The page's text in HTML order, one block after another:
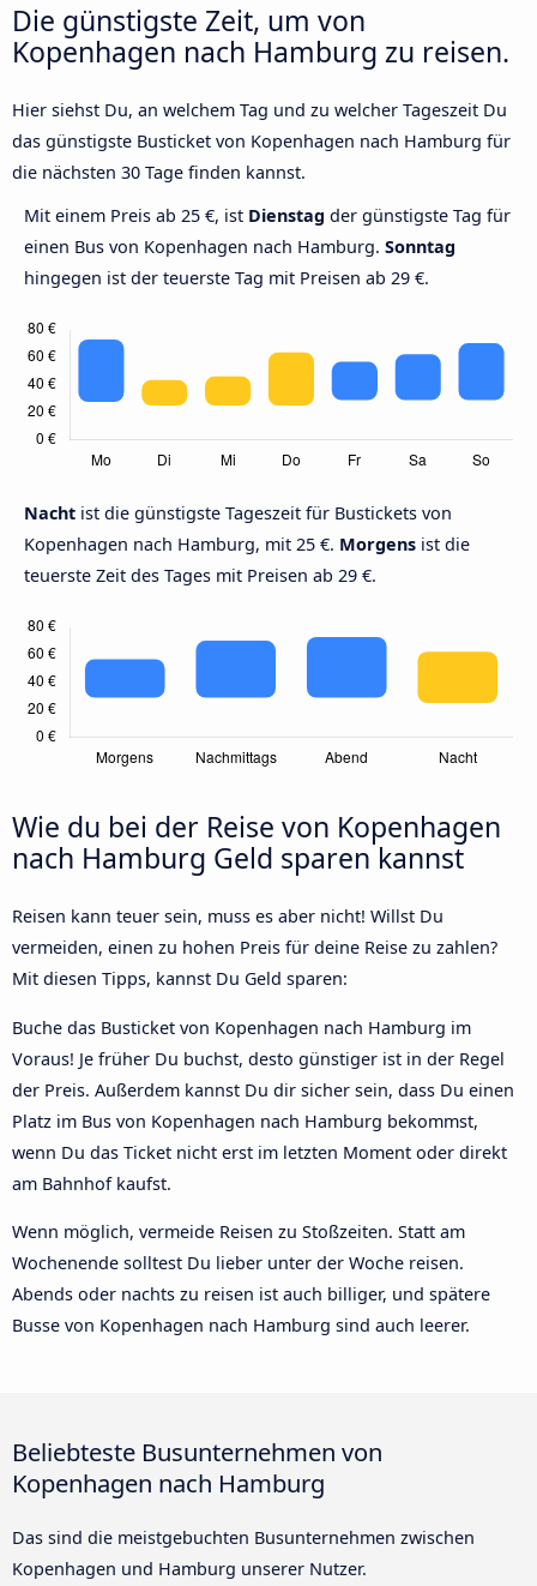
Die günstigste Zeit, um von
Kopenhagen nach Hamburg zu reisen.
Hier siehst Du, an welchem Tag und zu welcher Tageszeit Du
das günstigste Busticket von Kopenhagen nach Hamburg für
die nächsten 30 Tage finden kannst.
Mit einem Preis ab 25 €, ist Dienstag der günstigste Tag für
einen Bus von Kopenhagen nach Hamburg. Sonntag
hingegen ist der teuerste Tag mit Preisen ab 29 €.
Nacht ist die günstigste Tageszeit für Bustickets von
Kopenhagen nach Hamburg, mit 25 €. Morgens ist die
teuerste Zeit des Tages mit Preisen ab 29 €.
Wie du bei der Reise von Kopenhagen
nach Hamburg Geld sparen kannst
Reisen kann teuer sein, muss es aber nicht! Willst Du
vermeiden, einen zu hohen Preis für deine Reise zu zahlen?
Mit diesen Tipps, kannst Du Geld sparen:
Buche das Busticket von Kopenhagen nach Hamburg im
Voraus! Je früher Du buchst, desto günstiger ist in der Regel
der Preis. Außerdem kannst Du dir sicher sein, dass Du einen
Platz im Bus von Kopenhagen nach Hamburg bekommst,
wenn Du das Ticket nicht erst im letzten Moment oder direkt
am Bahnhof kaufst.
Wenn möglich, vermeide Reisen zu Stoßzeiten. Statt am
Wochenende solltest Du lieber unter der Woche reisen.
Abends oder nachts zu reisen ist auch billiger, und spätere
Busse von Kopenhagen nach Hamburg sind auch leerer.
Beliebteste Busunternehmen von
Kopenhagen nach Hamburg
Das sind die meistgebuchten Busunternehmen zwischen
Kopenhagen und Hamburg unserer Nutzer.